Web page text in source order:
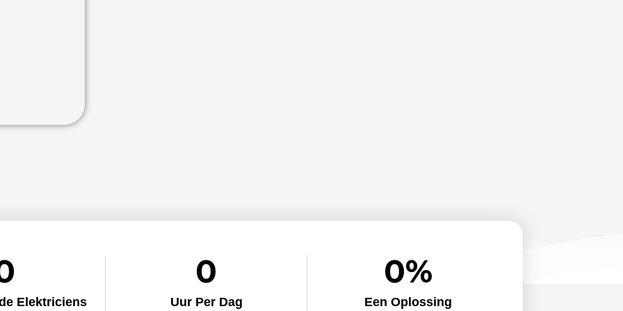
Elektriciens Uur Per Dag
0
Een Oplossing
0%